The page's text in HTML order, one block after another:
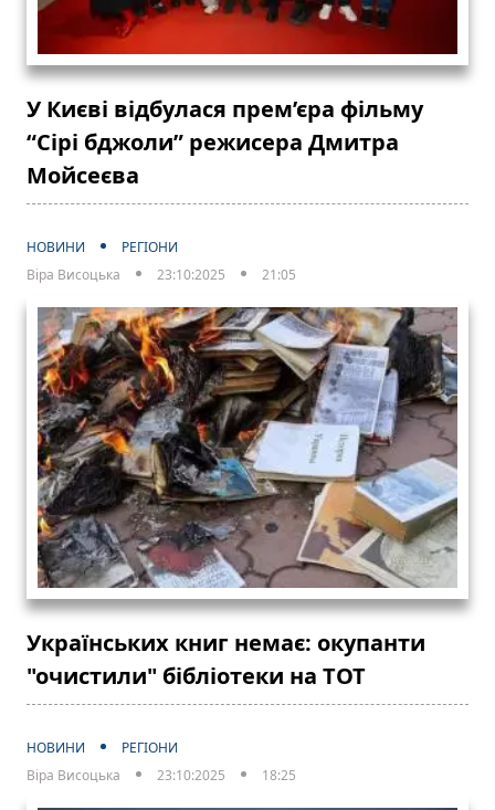
У Києві відбулася прем’єра фільму
“Сірі бджоли” режисера Дмитра
Мойсеєва
НОВИНИ
РЕГІОНИ
Віра Висоцька
23:10:2025 21:05
Українських книг немає: окупанти
"очистили" бібліотеки на ТОТ
НОВИНИ
РЕГІОНИ
Віра Висоцька
23:10:2025 18:25